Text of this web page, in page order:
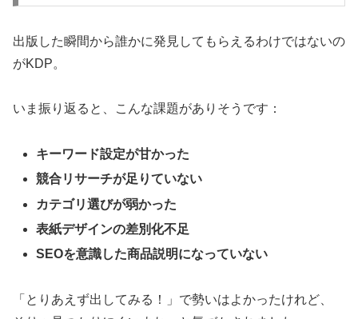
出版した瞬間から誰かに発見してもらえるわけではないの
がKDP。
いま振り返ると、こんな課題がありそうです：
キーワード設定が甘かった
競合リサーチが足りていない
カテゴリ選びが弱かった
表紙デザインの差別化不足
SEOを意識した商品説明になっていない
「とりあえず出してみる！」で勢いはよかったけれど、